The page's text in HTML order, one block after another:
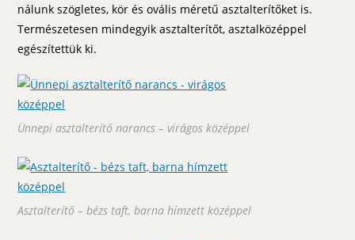
nálunk szögletes, kör és ovális méretű asztalterítőket is.
Természetesen mindegyik asztalterítőt, asztalközéppel
egészítettük ki.
Ünnepi asztalterítő narancs – virágos középpel
Asztalterítő – bézs taft, barna hímzett középpel